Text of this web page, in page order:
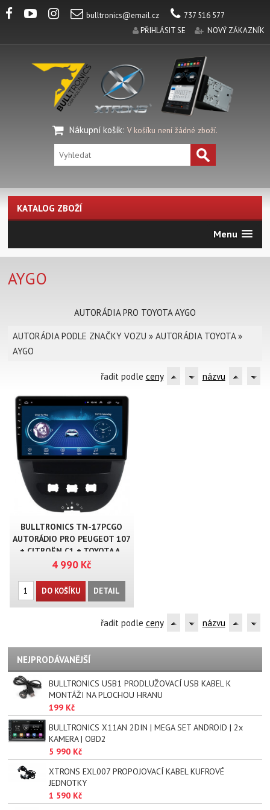
bulltronics@email.cz
737 516 577
PŘIHLÁSIT SE
NOVÝ ZÁKAZNÍK
Nákupní košík: V košíku není žádné zboží.
KATALOG ZBOŽÍ
Menu
AYGO
AUTORÁDIA PRO TOYOTA AYGO
AUTORÁDIA PODLE ZNAČKY VOZU »AUTORÁDIA TOYOTA»
AYGO
řadit podle ceny názvu
BULLTRONICS TN-17PCGO
AUTORÁDIO PRO PEUGEOT 107
+ CITROËN C1 + TOYOTA A..
4 990 Kč
DO KOŠÍKU DETAIL
řadit podle ceny názvu
NEJPRODÁVANĚJŠÍ
BULLTRONICS USB1 PRODLUŽOVACÍ USB KABEL K
MONTÁŽI NA PLOCHOU HRANU
199 Kč
BULLTRONICS X11AN 2DIN | MEGA SET ANDROID | 2x
KAMERA | OBD2
5 990 Kč
XTRONS EXL007 PROPOJOVACÍ KABEL KUFROVÉ
JEDNOTKY
1 590 Kč